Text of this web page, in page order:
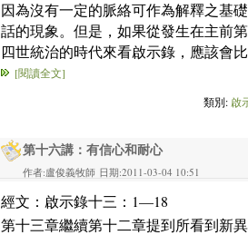
因為沒有一定的脈絡可作為解釋之基
話的現象。但是，如果從發生在主前
四世統治的時代來看啟示錄，應該會比
[閱讀全文]
類別: 啟
第十六講：有信心和耐心
作者:盧俊義牧師 日期:2011-03-04 10:51
經文：啟示錄十三：1—18
第十三章繼續第十二章提到所看到新